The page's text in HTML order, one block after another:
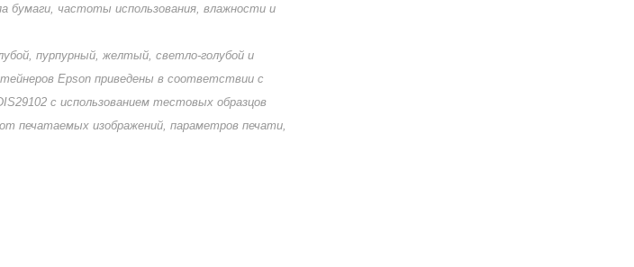
бумаги, частоты использования, влажности и
пурпурный, желтый, светло-голубой и
Epson приведены в соответствии с
с использованием тестовых образцов
печатаемых изображений, параметров печати,